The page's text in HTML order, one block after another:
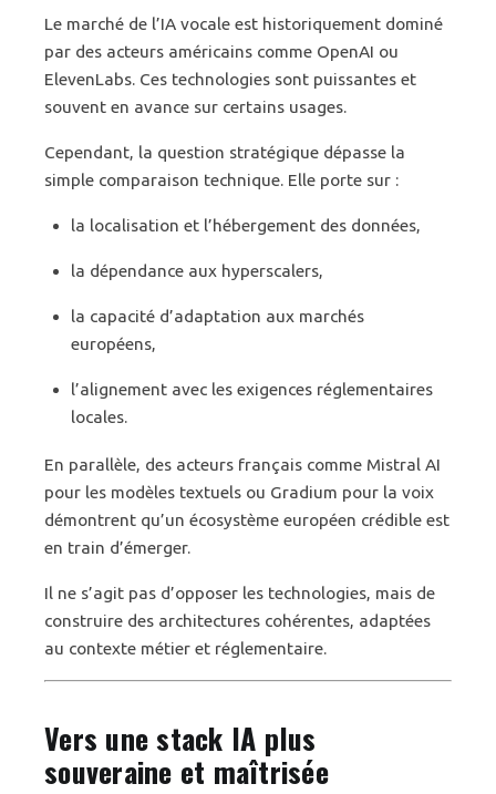
Le marché de l’IA vocale est historiquement dominé
par des acteurs américains comme OpenAI ou
ElevenLabs. Ces technologies sont puissantes et
souvent en avance sur certains usages.
Cependant, la question stratégique dépasse la
simple comparaison technique. Elle porte sur :
la localisation et l’hébergement des données,
la dépendance aux hyperscalers,
la capacité d’adaptation aux marchés
européens,
l’alignement avec les exigences réglementaires
locales.
En parallèle, des acteurs français comme Mistral AI
pour les modèles textuels ou Gradium pour la voix
démontrent qu’un écosystème européen crédible est
en train d’émerger.
Il ne s’agit pas d’opposer les technologies, mais de
construire des architectures cohérentes, adaptées
au contexte métier et réglementaire.
Vers une stack IA plus
souveraine et maîtrisée